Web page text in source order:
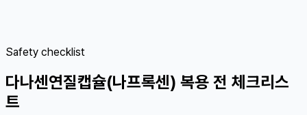
Safety checklist
다나센연질캡슐(나프록센) 복용 전 체크리스
트